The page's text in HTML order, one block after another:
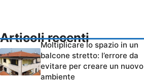
Articoli recenti
Moltiplicare lo spazio in un
balcone stretto: l’errore da
evitare per creare un nuovo
ambiente